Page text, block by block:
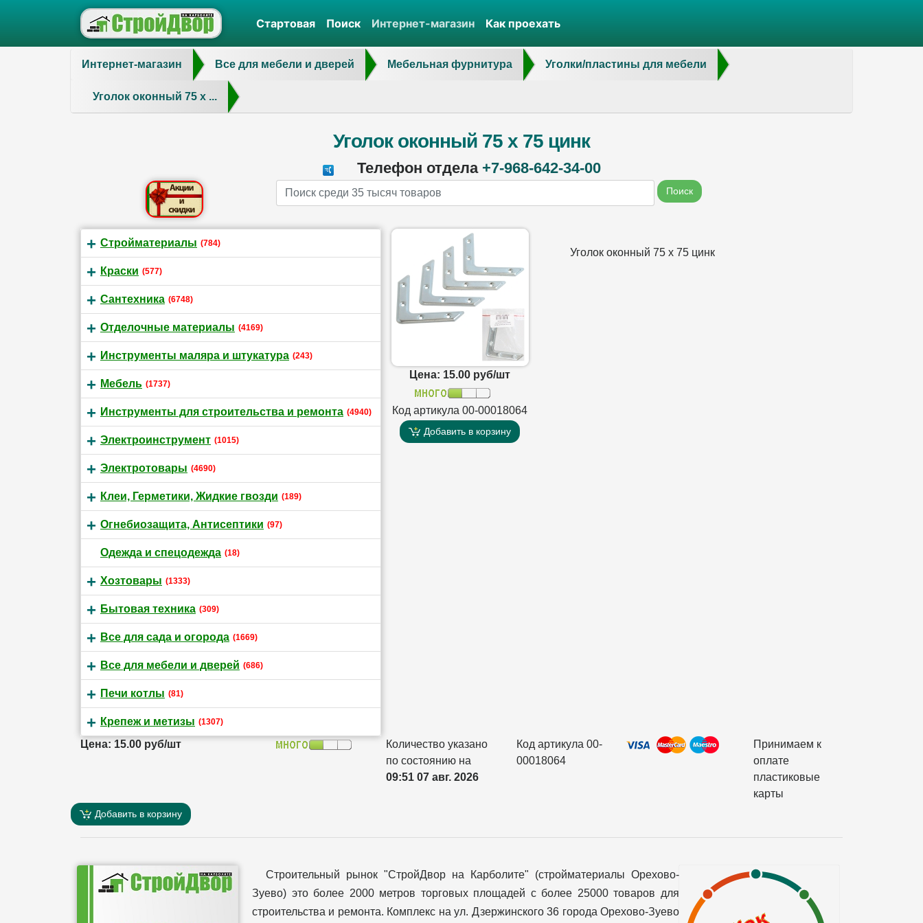
Стартовая Поиск Интернет-магазин Как проехать
Интернет-магазин Все для мебели и дверей Мебельная фурнитура Уголки/пластины для мебели
Уголок оконный 75 х ...
Уголок оконный 75 х 75 цинк
Телефон отдела +7-968-642-34-00
Name Поиск
Стройматериалы (784)
Краски (577)
Сантехника (6748)
Отделочные материалы (4169)
Инструменты маляра и штукатура (243)
Мебель (1737)
Инструменты для строительства и ремонта (4940)
Электроинструмент (1015)
Электротовары (4690)
Клеи, Герметики, Жидкие гвозди (189)
Огнебиозащита, Антисептики (97)
Одежда и спецодежда (18)
Хозтовары (1333)
Бытовая техника (309)
Все для сада и огорода (1669)
Все для мебели и дверей (686)
Печи котлы (81)
Крепеж и метизы (1307)
Цена: 15.00 руб/шт
Код артикула 00-00018064
Добавить в корзину
Уголок оконный 75 х 75 цинк
Цена: 15.00 руб/шт
Количество указано
по состоянию на
09:51 07 авг. 2026
Код артикула 00-
00018064
Принимаем к
оплате
пластиковые
карты
Добавить в корзину
Строительный рынок "СтройДвор на Карболите" (стройматериалы Орехово-
Зуево) это более 2000 метров торговых площадей с более 25000 товаров для
строительства и ремонта. Комплекс на ул. Дзержинского 36 города Орехово-Зуево